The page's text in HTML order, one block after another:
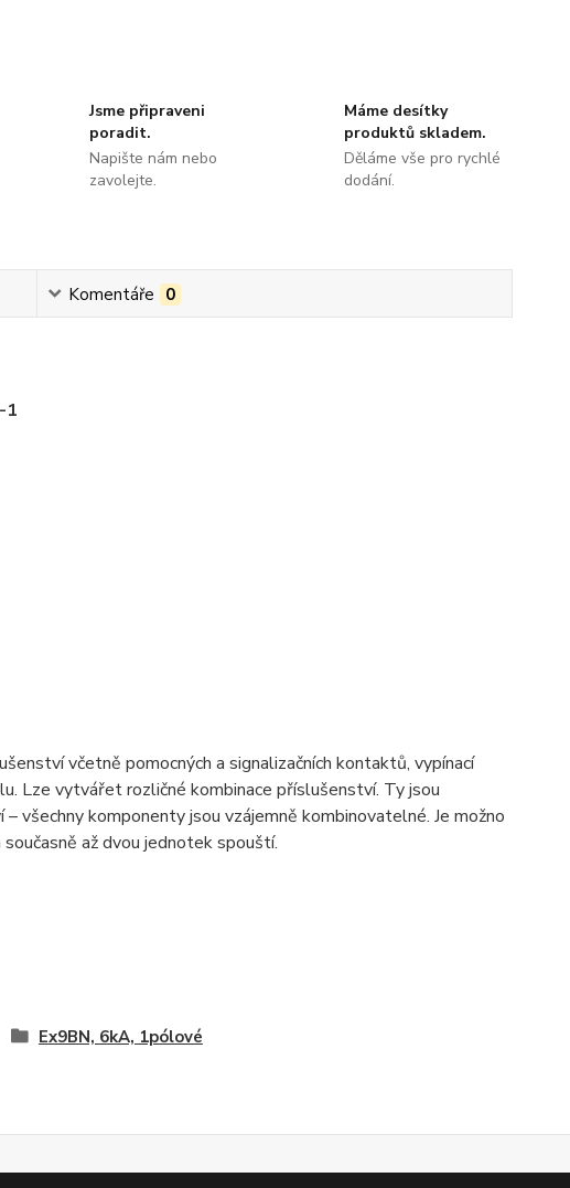
Jsme připraveni
poradit.
Napište nám nebo
zavolejte.
Máme desítky
produktů skladem.
Děláme vše pro rychlé
dodání.
Komentáře 0
1
včetně pomocných a signalizačních kontaktů, vypínací
Lze vytvářet rozličné kombinace příslušenství. Ty jsou
všechny komponenty jsou vzájemně kombinovatelné. Je možno
až dvou jednotek spouští.
Ex9BN, 6kA, 1pólové